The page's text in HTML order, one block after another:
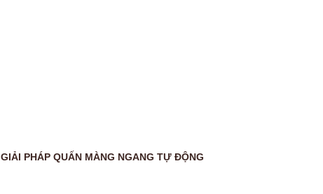
GIẢI PHÁP QUẤN MÀNG NGANG TỰ ĐỘNG